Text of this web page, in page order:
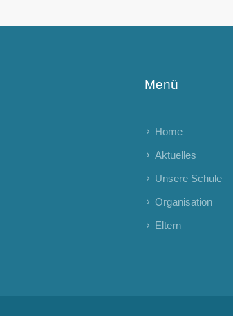
Menü
Home
Aktuelles
Unsere Schule
Organisation
Eltern